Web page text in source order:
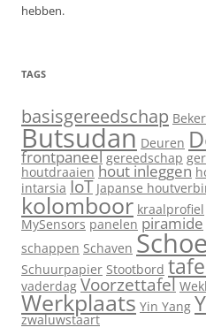
hebben.
TAGS
basisgereedschap Beker
Butsudan Deuren
frontpaneel gereedschap
houtdraaien hout inleggen
intarsia IoT Japanse
kolomboor kraalprofiel
MySensors panelen piramide
schappen Schaven
Schuurpapier Stootbord
vaderdag Voorzettafel
Werkplaats Yin Yang
zwaluwstaart